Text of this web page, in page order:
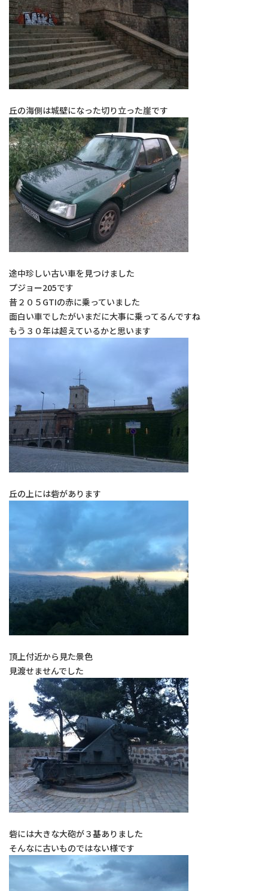
丘の海側は城壁になった切り立った崖です
途中珍しい古い車を見つけました
プジョー205です
昔２０５GTIの赤に乗っていました
面白い車でしたがいまだに大事に乗ってるんですね
もう３０年は超えているかと思います
丘の上には砦があります
頂上付近から見た景色
見渡せませんでした
砦には大きな大砲が３基ありました
そんなに古いものではない様です